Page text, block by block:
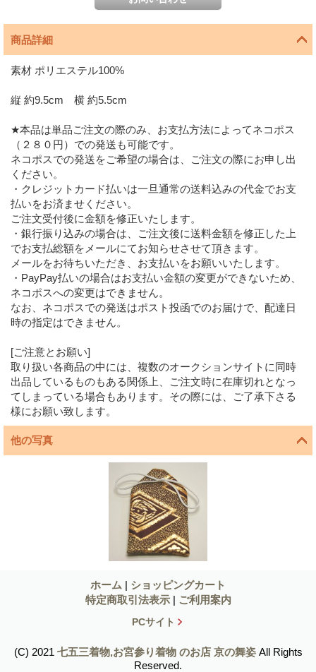
商品詳細
素材 ポリエステル100%
縦 約9.5cm 横 約5.5cm
★本品は単品ご注文の際のみ、お支払方法によってネコポス
（２８０円）での発送も可能です。
ネコポスでの発送をご希望の場合は、ご注文の際にお申し出
ください。
・クレジットカード払いは一旦通常の送料込みの代金でお支
払いをお済ませください。
ご注文受付後に金額を修正いたします。
・銀行振り込みの場合は、ご注文後に送料金額を修正した上
でお支払総額をメールにてお知らせさせて頂きます。
メールをお待ちいただき、お支払いをお願いいたします。
・PayPay払いの場合はお支払い金額の変更ができないため、
ネコポスへの変更はできません。
なお、ネコポスでの発送はポスト投函でのお届けで、配達日
時の指定はできません。
[ご注意とお願い]
取り扱い各商品の中には、複数のオークションサイトに同時
出品しているものもある関係上、ご注文時に在庫切れとなっ
てしまっている場合もあります。その際には、ご了承下さる
様にお願い致します。
他の写真
ホーム | ショッピングカート
特定商取引法表示 | ご利用案内
PCサイト
(C) 2021 七五三着物,お宮参り着物 のお店 京の舞姿All Rights
Reserved.